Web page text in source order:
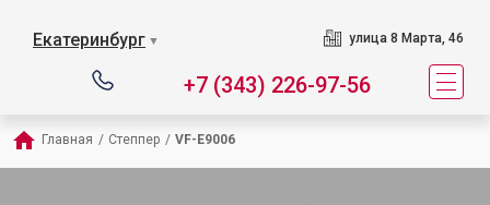
Екатеринбург ▼ улица 8 Марта, 46
+7 (343) 226-97-56
Главная / Степпер / VF-E9006